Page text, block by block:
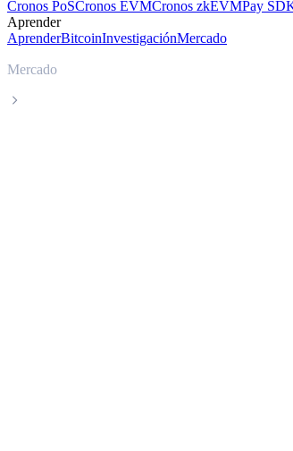
Cronos PoSCronos EVMCronos zkEVMPay
Aprender
AprenderBitcoinInvestigaciónMercado
Mercado